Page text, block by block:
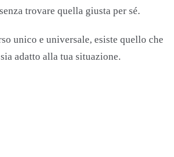
trovare quella giusta per sé.
unico e universale, esiste quello che
adatto alla tua situazione.